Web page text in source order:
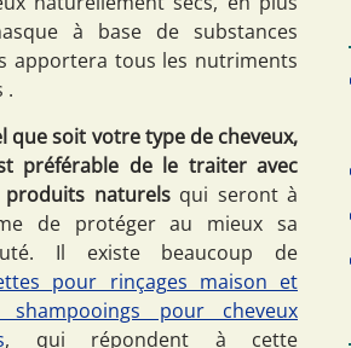
à base de substances
apportera tous les nutriments
.
que soit votre type de cheveux,
préférable de le traiter avec
produits naturelsqui seront à
de protéger au mieux sa
Il existe beaucoup de
pour rinçages maison et
shampooings pour cheveux
, qui répondent à cette